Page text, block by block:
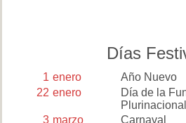
Días
1 enero
Año Nuevo
22 enero
Día de la
3 marzo
Carnaval